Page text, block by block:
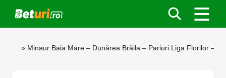
Minaur Baia Mare – Dunărea Brăila – Pariuri Liga Florilor –